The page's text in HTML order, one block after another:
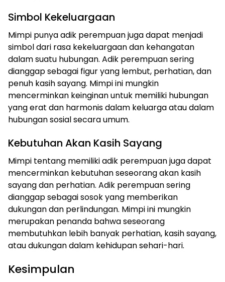
Simbol Kekeluargaan
Mimpi punya adik perempuan juga dapat menjadi
simbol dari rasa kekeluargaan dan kehangatan
dalam suatu hubungan. Adik perempuan sering
dianggap sebagai figur yang lembut, perhatian, dan
penuh kasih sayang. Mimpi ini mungkin
mencerminkan keinginan untuk memiliki hubungan
yang erat dan harmonis dalam keluarga atau dalam
hubungan sosial secara umum.
Kebutuhan Akan Kasih Sayang
Mimpi tentang memiliki adik perempuan juga dapat
mencerminkan kebutuhan seseorang akan kasih
sayang dan perhatian. Adik perempuan sering
dianggap sebagai sosok yang memberikan
dukungan dan perlindungan. Mimpi ini mungkin
merupakan penanda bahwa seseorang
membutuhkan lebih banyak perhatian, kasih sayang,
atau dukungan dalam kehidupan sehari-hari.
Kesimpulan